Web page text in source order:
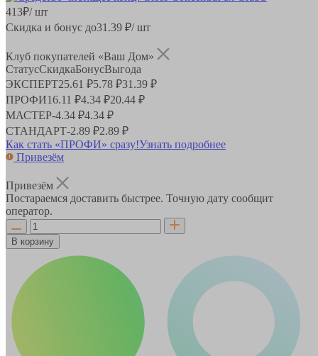
413₽/ шт
Скидка и бонус до31.39 ₽/ шт
Клуб покупателей «Ваш Дом»
СтатусСкидкаБонусВыгода
ЭКСПЕРТ25.61 ₽5.78 ₽31.39 ₽
ПРОФИ16.11 ₽4.34 ₽20.44 ₽
МАСТЕР-4.34 ₽4.34 ₽
СТАНДАРТ-2.89 ₽2.89 ₽
Как стать «ПРОФИ» сразу!Узнать подробнее
Привезём
Привезём
Постараемся доставить быстрее. Точную дату сообщит
оператор.
В корзину